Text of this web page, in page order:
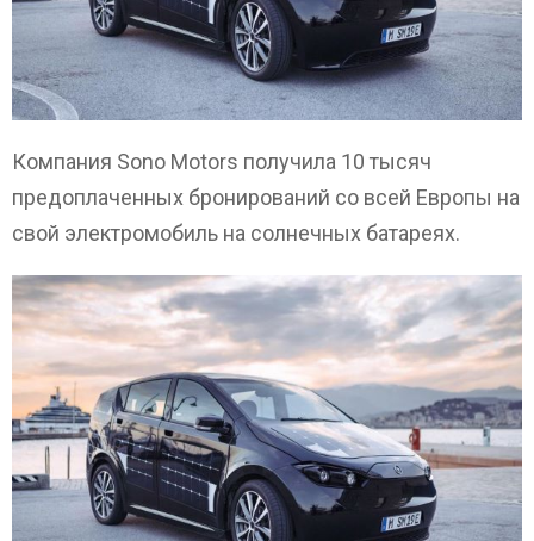
Компания Sono Motors получила 10 тысяч
предоплаченных бронирований со всей Европы на
свой электромобиль на солнечных батареях.